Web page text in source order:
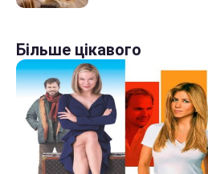
Більше цікавого